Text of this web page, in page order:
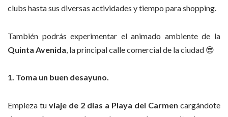
clubs hasta sus diversas actividades y tiempo para shopping.
También podrás experimentar el animado ambiente de la
Quinta Avenida, la principal calle comercial de la ciudad 😎
1. Toma un buen desayuno.
Empieza tu viaje de 2 días a Playa del Carmen cargándote